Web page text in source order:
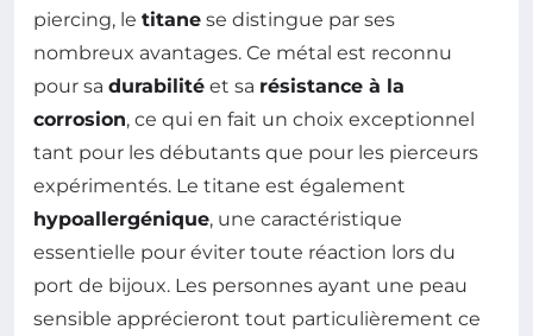
piercing, le titane se distingue par ses
nombreux avantages. Ce métal est reconnu
pour sa durabilité et sa résistance à la
corrosion, ce qui en fait un choix exceptionnel
tant pour les débutants que pour les pierceurs
expérimentés. Le titane est également
hypoallergénique, une caractéristique
essentielle pour éviter toute réaction lors du
port de bijoux. Les personnes ayant une peau
sensible apprécieront tout particulièrement ce